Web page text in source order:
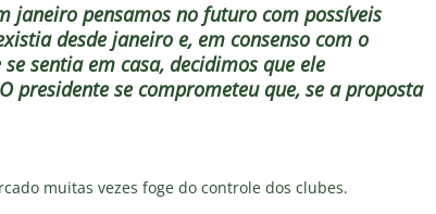
janeiro pensamos no futuro com possíveis
desde janeiro e, em consenso com o
sentia em casa, decidimos que ele
presidente se comprometeu que, se a proposta
muitas vezes foge do controle dos clubes.